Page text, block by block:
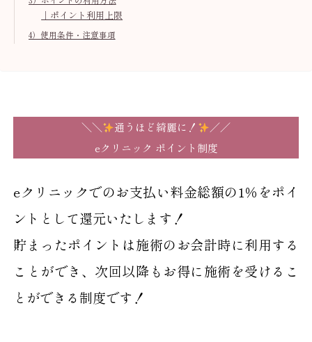
｜ポイント利用上限
4）使用条件・注意事項
＼＼ 通うほど綺麗に！
／／
eクリニック ポイント制度
eクリニックでのお支払い料金総額の1％をポイ
ントとして還元いたします！
貯まったポイントは施術のお会計時に利用する
ことができ、次回以降もお得に施術を受けるこ
とができる制度です！